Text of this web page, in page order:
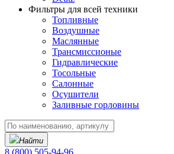
Фильтры для всей техники
Топливные
Воздушные
Маслянные
Трансмиссионые
Гидравлические
Тосольные
Салонные
Осушители
Заливные горловины
Найти
8 (800) 505-94-96